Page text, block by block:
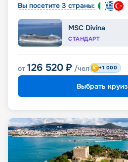
Вы посетите 3 страны:
MSC Divina
СТАНДАРТ
от 126 520 ₽ /чел +1 000
Выбрать круиз